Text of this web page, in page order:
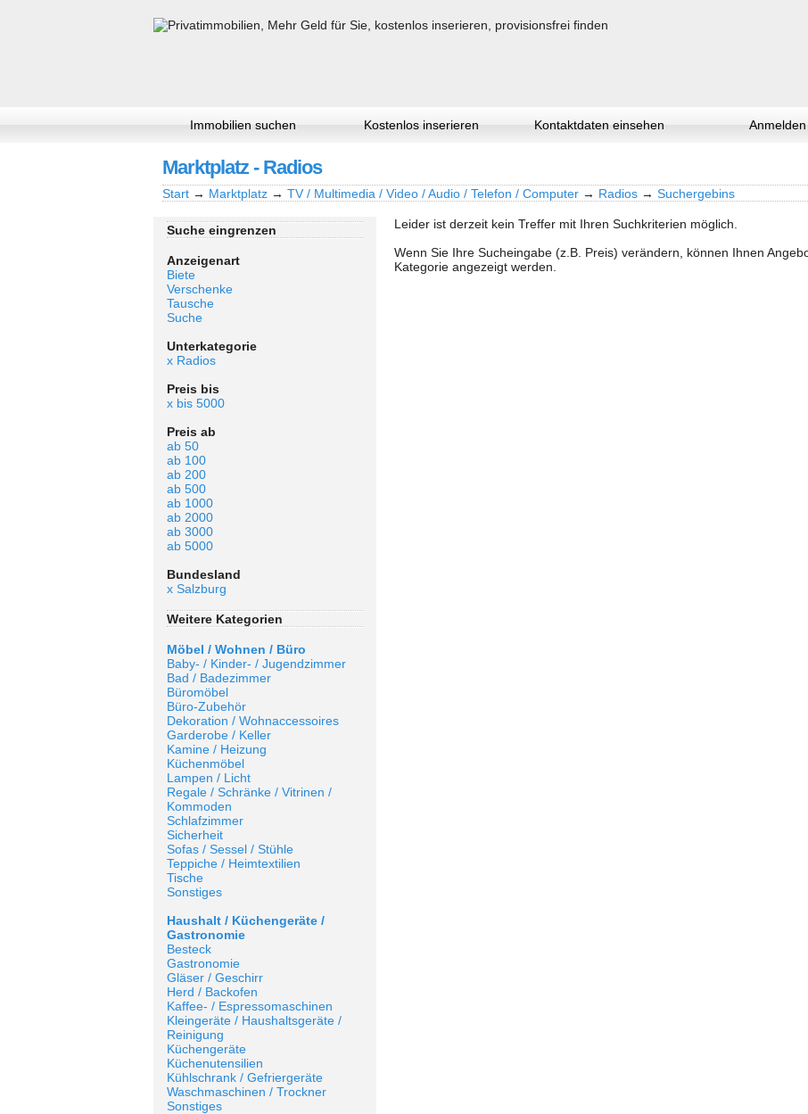
Immobilien suchen Kostenlos inserieren Kontaktdaten einsehen Anmelden
Marktplatz - Radios
Start → Marktplatz → TV / Multimedia / Video / Audio / Telefon / Computer → Radios → Suchergebins
Suche eingrenzen
Anzeigenart
Biete
Verschenke
Tausche
Suche
Unterkategorie
x Radios
Preis bis
x bis 5000
Preis ab
ab 50
ab 100
ab 200
ab 500
ab 1000
ab 2000
ab 3000
ab 5000
Bundesland
x Salzburg
Weitere Kategorien
Möbel / Wohnen / Büro
Baby- / Kinder- / Jugendzimmer
Bad / Badezimmer
Büromöbel
Büro-Zubehör
Dekoration / Wohnaccessoires
Garderobe / Keller
Kamine / Heizung
Küchenmöbel
Lampen / Licht
Regale / Schränke / Vitrinen /
Kommoden
Schlafzimmer
Sicherheit
Sofas / Sessel / Stühle
Teppiche / Heimtextilien
Tische
Sonstiges
Haushalt / Küchengeräte /
Gastronomie
Besteck
Gastronomie
Gläser / Geschirr
Herd / Backofen
Kaffee- / Espressomaschinen
Kleingeräte / Haushaltsgeräte /
Reinigung
Küchengeräte
Küchenutensilien
Kühlschrank / Gefriergeräte
Waschmaschinen / Trockner
Sonstiges
Leider ist derzeit kein Treffer mit Ihren Suchkriterien möglich.
Wenn Sie Ihre Sucheingabe (z.B. Preis) verändern, können Ihnen
Kategorie angezeigt werden.